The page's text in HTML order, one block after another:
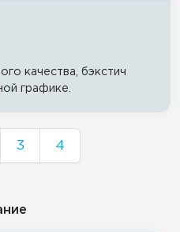
качества, бэкстич
графике.
3 4